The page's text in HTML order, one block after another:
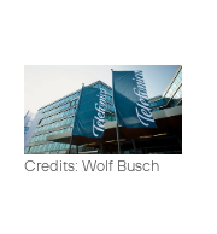
Credits: Wolf Busch